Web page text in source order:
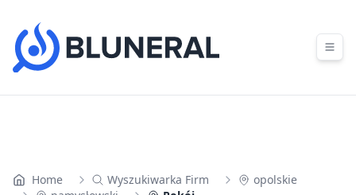
Home Wyszukiwarka Firm
opolskie